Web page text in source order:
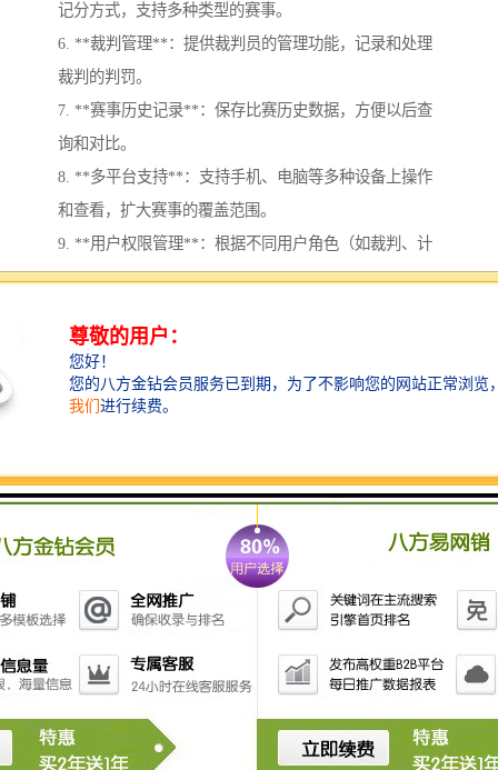
记分方式，支持多种类型的赛事。
6. **裁判管理**：提供裁判员的管理功能，记录和处理
裁判的判罚。
7. **赛事历史记录**：保存比赛历史数据，方便以后查
询和对比。
8. **多平台支持**：支持手机、电脑等多种设备上操作
和查看，扩大赛事的覆盖范围。
9. **用户权限管理**：根据不同用户角色（如裁判、计
时员、观众等）设定不同的权限和功能访问。
免数据丢失或系统崩溃影响比赛进行。
这些功能能够有效提升赛事组织的效率和观众的观赛体
验。